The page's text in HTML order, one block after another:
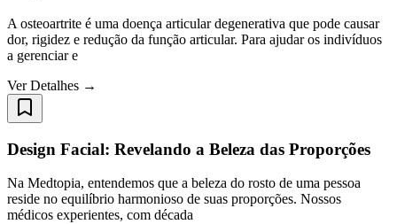
A osteoartrite é uma doença articular degenerativa que pode causar
dor, rigidez e redução da função articular. Para ajudar os indivíduos
a gerenciar e
Ver Detalhes →
Design Facial: Revelando a Beleza das Proporções
Na Medtopia, entendemos que a beleza do rosto de uma pessoa
reside no equilíbrio harmonioso de suas proporções. Nossos
médicos experientes, com década